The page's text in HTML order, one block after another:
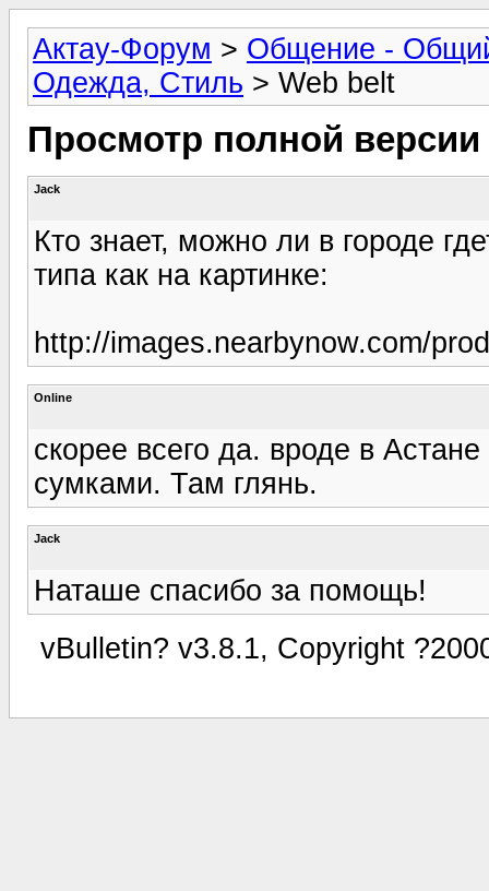
Актау-Форум > Общение -
Одежда, Стиль > Web belt
Просмотр полной
Jack
Кто знает, можно ли в городе
типа как на картинке:
http://images.nearbynow.com/
Online
скорее всего да. вроде в
сумками. Там глянь.
Jack
Наташе спасибо за помощь!
vBulletin? v3.8.1, Copyright